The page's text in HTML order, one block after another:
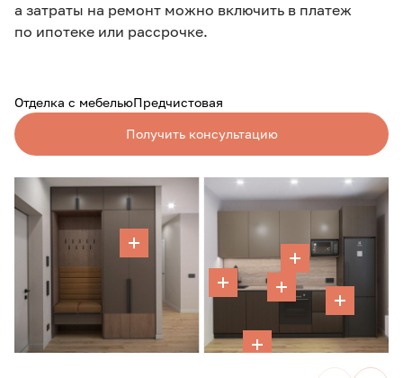
а затраты на ремонт можно включить в платеж
по ипотеке или рассрочке.
Отделка с мебельюПредчистовая
Получить консультацию